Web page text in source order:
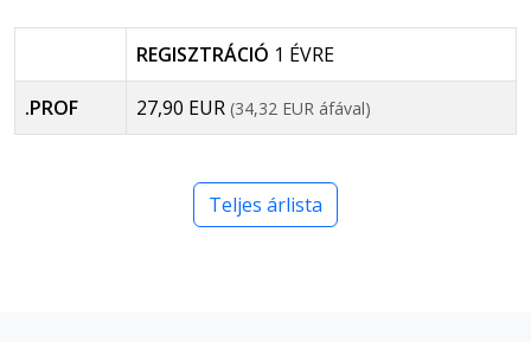
REGISZTRÁCIÓ 1 ÉVRE
.PROF 27,90 EUR (34,32 EUR áfával)
Teljes árlista